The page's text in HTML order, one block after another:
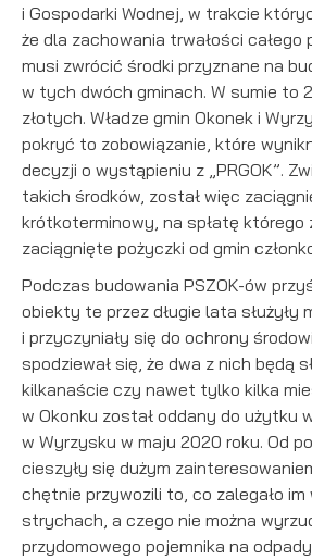
i Gospodarki Wodnej, w trakcie
że dla zachowania trwałości całego
musi zwrócić środki przyznane na
w tych dwóch gminach. W sumie to
złotych. Władze gmin Okonek i
pokryć to zobowiązanie, które
decyzji o wystąpieniu z „PRGOK”.
takich środków, został więc
krótkoterminowy, na spłatę którego
zaciągnięte pożyczki od gmin
Podczas budowania PSZOK-ów
obiekty te przez długie lata służyły
i przyczyniały się do ochrony
spodziewał się, że dwa z nich będą
kilkanaście czy nawet tylko kilka
w Okonku został oddany do użytku
w Wyrzysku w maju 2020 roku. Od
cieszyły się dużym
chętnie przywozili to, co zalegało
strychach, a czego nie można
przydomowego pojemnika na